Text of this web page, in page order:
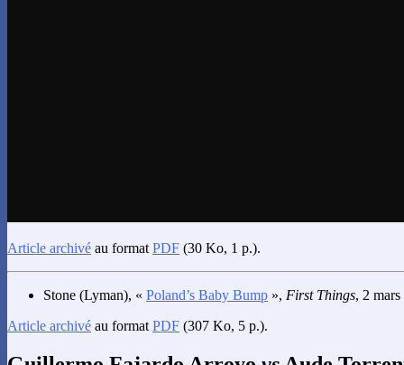
Article archivé au format PDF (30 Ko, 1 p.).
Stone (Lyman), « Poland’s Baby Bump », First Things, 2
Article archivé au format PDF (307 Ko, 5 p.).